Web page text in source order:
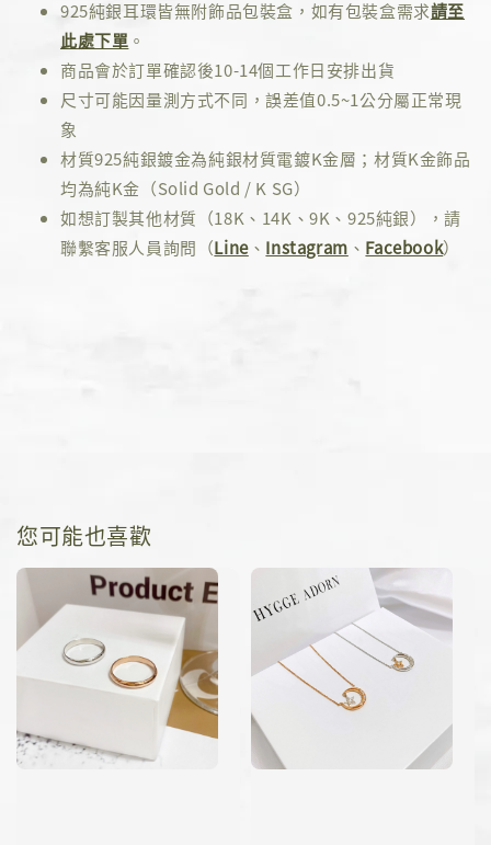
925純銀耳環皆無附飾品包裝盒，如有包裝盒需求請至
此處下單 。
商品會於訂單確認後10-14個工作日安排出貨
尺寸可能因量測方式不同，誤差值0.5~1公分屬正常現
象
材質925純銀鍍金為純銀材質電鍍K金層；材質K金飾品
均為純K金（Solid Gold / K SG）
如想訂製其他材質（18K、14K、9K、925純銀），請
聯繫客服人員詢問（Line、 Instagram 、 Facebook）
您可能也喜歡